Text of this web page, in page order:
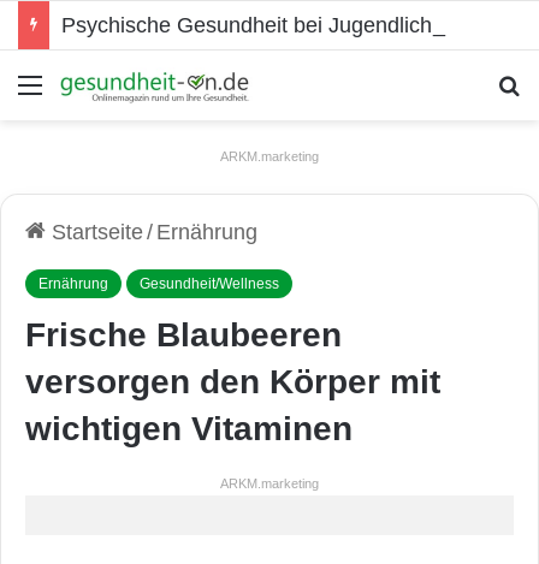
Psychische Gesundheit bei Jugendlichen
Menü
ARKM.marketing
Startseite/ Ernährung
Ernährung Gesundheit/Wellness
Frische Blaubeeren
versorgen den Körper mit
wichtigen Vitaminen
ARKM.marketing